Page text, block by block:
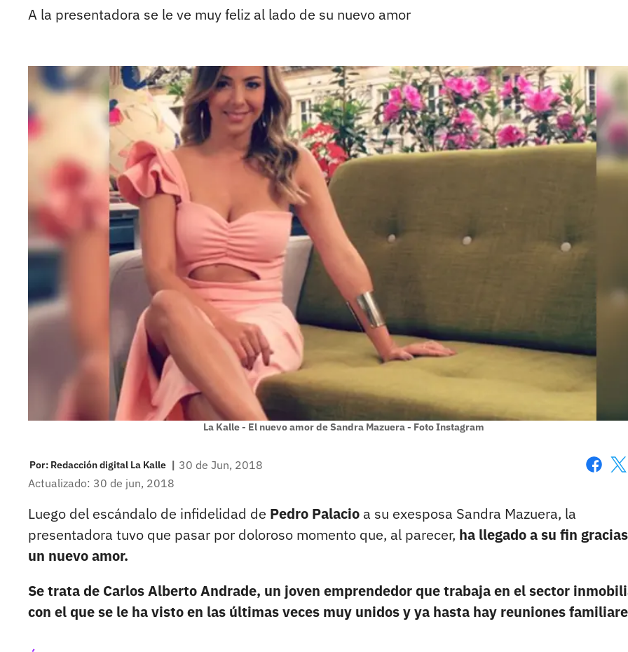
A la presentadora se le ve muy feliz al lado de su nuevo amor
La Kalle - El nuevo amor de Sandra Mazuera - Foto Instagram
Por: Redacción digital La Kalle | 30 de Jun, 2018
Actualizado: 30 de jun, 2018
Luego del escándalo de infidelidad de Pedro Palacio a su exesposa Sandra Mazuera, la
presentadora tuvo que pasar por doloroso momento que, al parecer, ha llegado a su fin
un nuevo amor.
Se trata de Carlos Alberto Andrade, un joven emprendedor que trabaja en el sector
con el que se le ha visto en las últimas veces muy unidos y ya hasta hay reuniones